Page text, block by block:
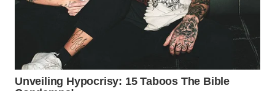
NET
SPORT
WAHANA